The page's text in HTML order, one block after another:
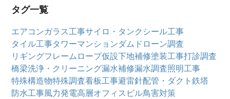
タグ一覧
エアコンガラス工事サイロ・タンク シール工事
タイル工事タワーマンションダム ドローン調査
リギングフレームロープ仮設下地補修塗装工事打診調査
橋梁洗浄・クリーニング漏水補修漏水調査照明工事
特殊構造物特殊調査看板工事避雷針配管・ダクト鉄塔
防水工事風力発電高層オフィスビル鳥害対策